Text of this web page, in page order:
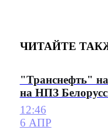
ЧИТАЙТЕ
"Транснефть"
на НПЗ
12:46
6 АПР